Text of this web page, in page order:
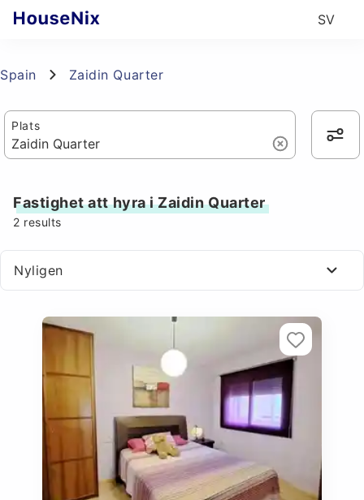
SV
Spain Zaidin Quarter
Plats
Fastighet att hyra i Zaidin Quarter
2 results
Nyligen